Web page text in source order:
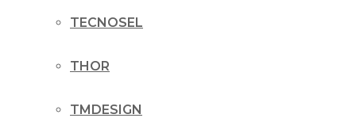
TECNOSEL
THOR
TMDESIGN